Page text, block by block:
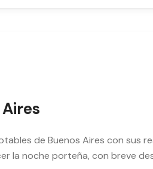
de Buenos Aires con sus
la noche porteña, con breve